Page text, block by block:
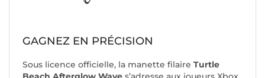
GAGNEZ EN PRÉCISION
Sous licence officielle, la manette filaire Turtle